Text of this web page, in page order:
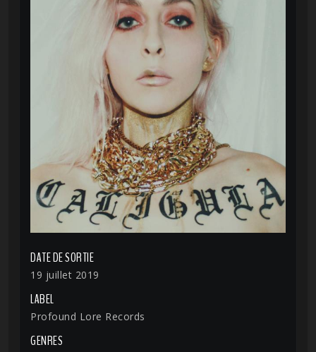
DATE DE SORTIE
19 juillet 2019
LABEL
Profound Lore Records
GENRES